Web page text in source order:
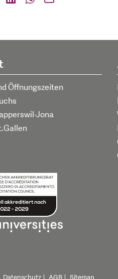
Öffnungszeiten
Jona